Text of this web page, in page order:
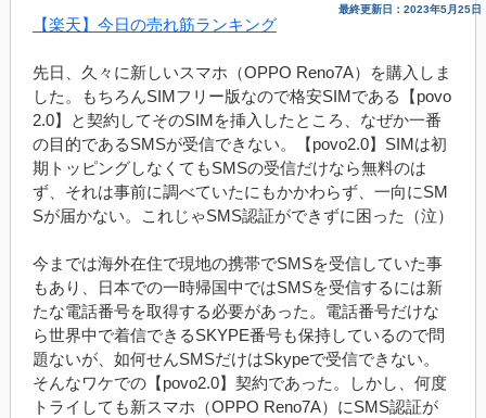
最終更新日：2023年5月25日
【楽天】今日の売れ筋ランキング
先日、久々に新しいスマホ（OPPO Reno7A）を購入しま
した。もちろんSIMフリー版なので格安SIMである【povo
2.0】と契約してそのSIMを挿入したところ、なぜか一番
の目的であるSMSが受信できない。【povo2.0】SIMは初
期トッピングしなくてもSMSの受信だけなら無料のは
ず、それは事前に調べていたにもかかわらず、一向にSM
Sが届かない。これじゃSMS認証ができずに困った（泣）
今までは海外在住で現地の携帯でSMSを受信していた事
もあり、日本での一時帰国中ではSMSを受信するには新
たな電話番号を取得する必要があった。電話番号だけな
ら世界中で着信できるSKYPE番号も保持しているので問
題ないが、如何せんSMSだけはSkypeで受信できない。
そんなワケでの【povo2.0】契約であった。しかし、何度
トライしても新スマホ（OPPO Reno7A）にSMS認証が